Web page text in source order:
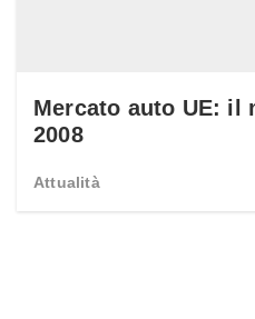
Mercato auto UE: il
2008
Attualità